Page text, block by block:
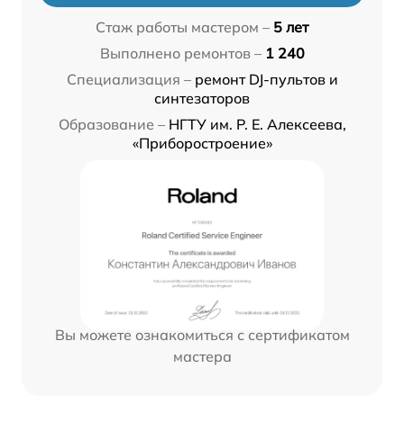
Стаж работы мастером – 5 лет
Выполнено ремонтов – 1 240
Специализация – ремонт DJ-пультов и
синтезаторов
Образование – НГТУ им. Р. Е. Алексеева,
«Приборостроение»
Вы можете ознакомиться с сертификатом
мастера